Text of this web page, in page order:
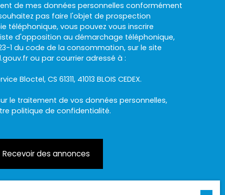
de mes données personnelles conformément
souhaitez pas faire l'objet de prospection
téléphonique, vous pouvez vous inscrire
d'opposition au démarchage téléphonique,
1 du code de la consommation, sur le site
ou par courrier adressé à :
Bloctel, CS 61311, 41013 BLOIS CEDEX.
le traitement de vos données personnelles,
politique de confidentialité.
Recevoir des annonces